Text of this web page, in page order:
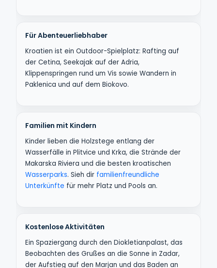
Für Abenteuerliebhaber
Kroatien ist ein Outdoor-Spielplatz: Rafting auf
der Cetina, Seekajak auf der Adria,
Klippenspringen rund um Vis sowie Wandern in
Paklenica und auf dem Biokovo.
Familien mit Kindern
Kinder lieben die Holzstege entlang der
Wasserfälle in Plitvice und Krka, die Strände der
Makarska Riviera und die besten kroatischen
Wasserparks. Sieh dir familienfreundliche
Unterkünfte für mehr Platz und Pools an.
Kostenlose Aktivitäten
Ein Spaziergang durch den Diokletianpalast, das
Beobachten des Grußes an die Sonne in Zadar,
der Aufstieg auf den Marjan und das Baden an